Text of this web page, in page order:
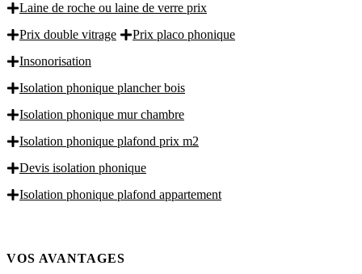
Laine de roche ou laine de verre prix
Prix double vitrage
Prix placo phonique
Insonorisation
Isolation phonique plancher bois
Isolation phonique mur chambre
Isolation phonique plafond prix m2
Devis isolation phonique
Isolation phonique plafond appartement
VOS AVANTAGES